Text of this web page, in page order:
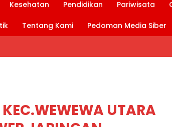
Kesehatan Pendidikan Pariwisata
Tentang Kami Pedoman Media Siber
UTARA